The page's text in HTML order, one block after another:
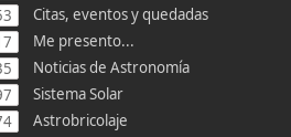
Citas, eventos y quedadas
Me presento...
Noticias de Astronomía
Sistema Solar
Astrobricolaje